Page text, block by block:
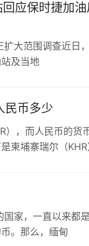
应保时捷加
大范围调查近日
及当地
民币多少
，而人民币的货
柬埔寨瑞尔（
家，一直以来都
。那么，缅甸